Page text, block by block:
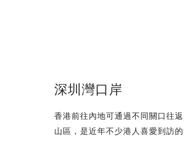
深圳灣口岸
香港前往內地可通過不同關口往
山區，是近年不少港人喜愛到訪